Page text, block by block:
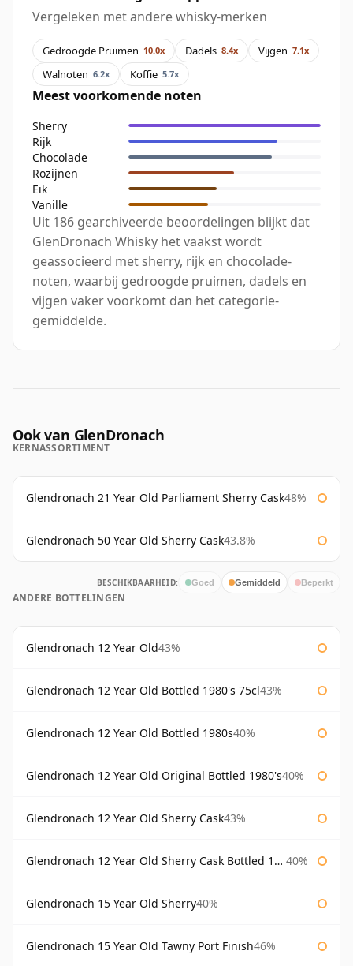
Vergeleken met andere whisky-merken
Gedroogde Pruimen 10.0x Dadels 8.4x Vijgen 7.1x
Walnoten 6.2x Koffie 5.7x
Meest voorkomende noten
Sherry
Rijk
Chocolade
Rozijnen
Eik
Vanille
Uit 186 gearchiveerde beoordelingen blijkt dat
GlenDronach Whisky het vaakst wordt
geassocieerd met sherry, rijk en chocolade-
noten, waarbij gedroogde pruimen, dadels en
vijgen vaker voorkomt dan het categorie-
gemiddelde.
Ook van GlenDronach
KERNASSORTIMENT
Glendronach 21 Year Old Parliament Sherry Cask48%
Glendronach 50 Year Old Sherry Cask43.8%
BESCHIKBAARHEID: Goed Gemiddeld Beperkt
ANDERE BOTTELINGEN
Glendronach 12 Year Old43%
Glendronach 12 Year Old Bottled 1980's 75cl43%
Glendronach 12 Year Old Bottled 1980s40%
Glendronach 12 Year Old Original Bottled 1980's40%
Glendronach 12 Year Old Sherry Cask43%
Glendronach 12 Year Old Sherry Cask Bottled 1980s 40%
Glendronach 15 Year Old Sherry40%
Glendronach 15 Year Old Tawny Port Finish46%